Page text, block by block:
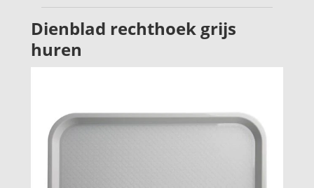
Dienblad rechthoek grijs
huren